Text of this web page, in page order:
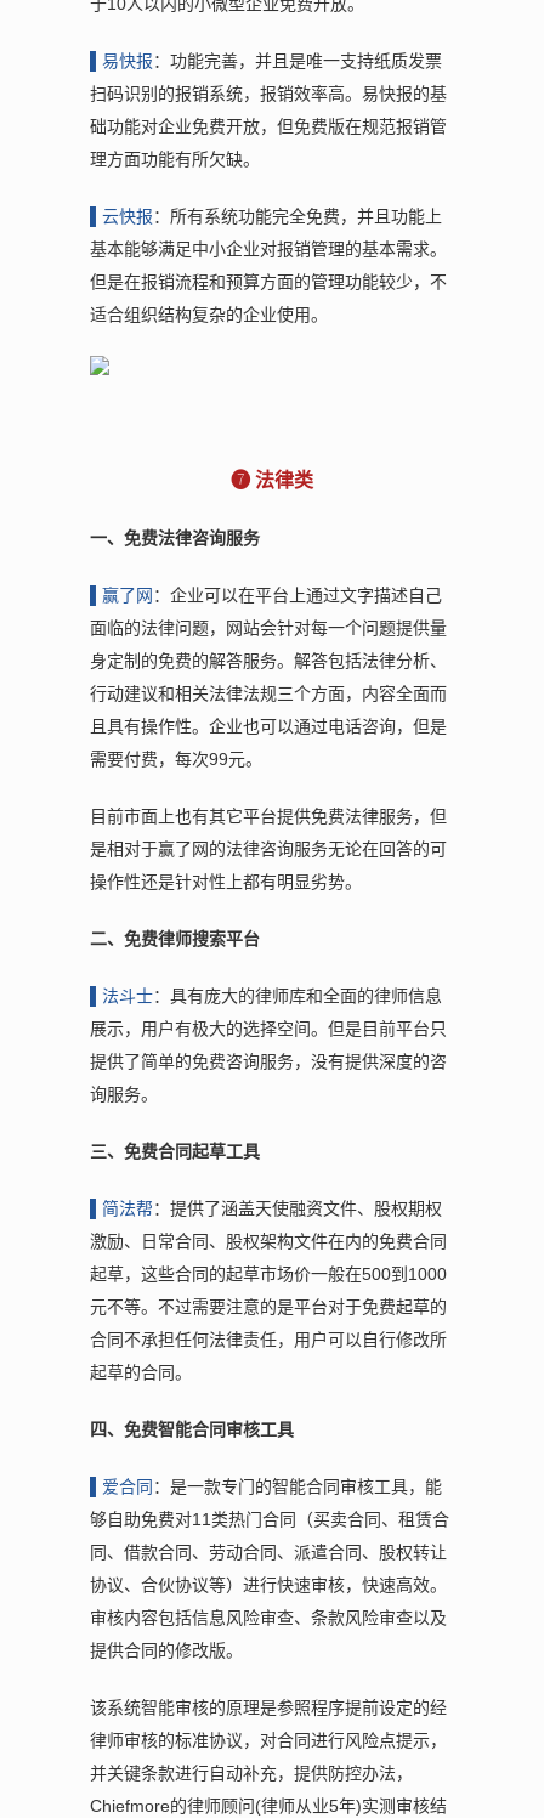
易快报：功能完善，并且是唯一支持纸质发票
扫码识别的报销系统，报销效率高。易快报的基
础功能对企业免费开放，但免费版在规范报销管
理方面功能有所欠缺。
云快报：所有系统功能完全免费，并且功能上
基本能够满足中小企业对报销管理的基本需求。
但是在报销流程和预算方面的管理功能较少，不
适合组织结构复杂的企业使用。
❼ 法律类
一、免费法律咨询服务
▌赢了网：企业可以在平台上通过文字描述自己
面临的法律问题，网站会针对每一个问题提供量
身定制的免费的解答服务。解答包括法律分析、
行动建议和相关法律法规三个方面，内容全面而
且具有操作性。企业也可以通过电话咨询，但是
需要付费，每次99元。
目前市面上也有其它平台提供免费法律服务，但
是相对于赢了网的法律咨询服务无论在回答的可
操作性还是针对性上都有明显劣势。
二、免费律师搜索平台
法斗士：具有庞大的律师库和全面的律师信息
展示，用户有极大的选择空间。但是目前平台只
提供了简单的免费咨询服务，没有提供深度的咨
询服务。
三、免费合同起草工具
简法帮：提供了涵盖天使融资文件、股权期权
激励、日常合同、股权架构文件在内的免费合同
起草，这些合同的起草市场价一般在500到1000
元不等。不过需要注意的是平台对于免费起草的
合同不承担任何法律责任，用户可以自行修改所
起草的合同。
四、免费智能合同审核工具
爱合同：是一款专门的智能合同审核工具，能
够自助免费对11类热门合同（买卖合同、租赁合
同、借款合同、劳动合同、派遣合同、股权转让
协议、合伙协议等）进行快速审核，快速高效。
审核内容包括信息风险审查、条款风险审查以及
提供合同的修改版。
该系统智能审核的原理是参照程序提前设定的经
律师审核的标准协议，对合同进行风险点提示，
并关键条款进行自动补充，提供防控办法，
Chiefmore的律师顾问(律师从业5年)实测审核结